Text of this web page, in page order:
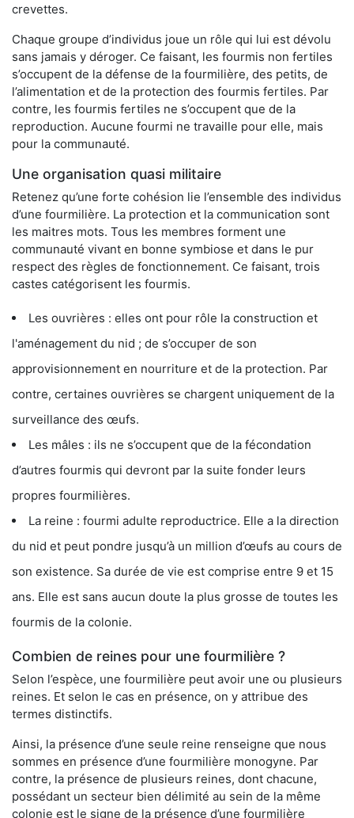
crevettes.
Chaque groupe d’individus joue un rôle qui lui est dévolu
sans jamais y déroger. Ce faisant, les fourmis non fertiles
s’occupent de la défense de la fourmilière, des petits, de
l’alimentation et de la protection des fourmis fertiles. Par
contre, les fourmis fertiles ne s’occupent que de la
reproduction. Aucune fourmi ne travaille pour elle, mais
pour la communauté.
Une organisation quasi militaire
Retenez qu’une forte cohésion lie l’ensemble des individus
d’une fourmilière. La protection et la communication sont
les maitres mots. Tous les membres forment une
communauté vivant en bonne symbiose et dans le pur
respect des règles de fonctionnement. Ce faisant, trois
castes catégorisent les fourmis.
Les ouvrières : elles ont pour rôle la construction et
l'aménagement du nid ; de s’occuper de son
approvisionnement en nourriture et de la protection. Par
contre, certaines ouvrières se chargent uniquement de la
surveillance des œufs.
Les mâles : ils ne s’occupent que de la fécondation
d’autres fourmis qui devront par la suite fonder leurs
propres fourmilières.
La reine : fourmi adulte reproductrice. Elle a la direction
du nid et peut pondre jusqu’à un million d’œufs au cours de
son existence. Sa durée de vie est comprise entre 9 et 15
ans. Elle est sans aucun doute la plus grosse de toutes les
fourmis de la colonie.
Combien de reines pour une fourmilière ?
Selon l’espèce, une fourmilière peut avoir une ou plusieurs
reines. Et selon le cas en présence, on y attribue des
termes distinctifs.
Ainsi, la présence d’une seule reine renseigne que nous
sommes en présence d’une fourmilière monogyne. Par
contre, la présence de plusieurs reines, dont chacune,
possédant un secteur bien délimité au sein de la même
colonie est le signe de la présence d’une fourmilière